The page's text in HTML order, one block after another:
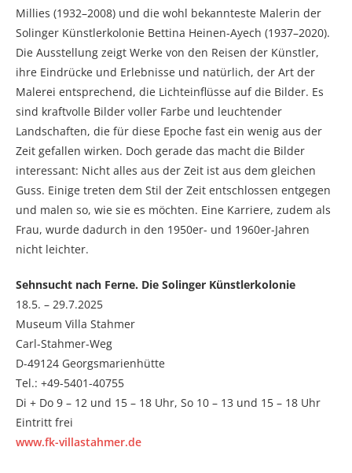
Millies (1932–2008) und die wohl bekannteste Malerin der
Solinger Künstlerkolonie Bettina Heinen-Ayech (1937–2020).
Die Ausstellung zeigt Werke von den Reisen der Künstler,
ihre Eindrücke und Erlebnisse und natürlich, der Art der
Malerei entsprechend, die Lichteinflüsse auf die Bilder. Es
sind kraftvolle Bilder voller Farbe und leuchtender
Landschaften, die für diese Epoche fast ein wenig aus der
Zeit gefallen wirken. Doch gerade das macht die Bilder
interessant: Nicht alles aus der Zeit ist aus dem gleichen
Guss. Einige treten dem Stil der Zeit entschlossen entgegen
und malen so, wie sie es möchten. Eine Karriere, zudem als
Frau, wurde dadurch in den 1950er- und 1960er-Jahren
nicht leichter.
Sehnsucht nach Ferne. Die Solinger Künstlerkolonie
18.5. – 29.7.2025
Museum Villa Stahmer
Carl-Stahmer-Weg
D-49124 Georgsmarienhütte
Tel.: +49-5401-40755
Di + Do 9 – 12 und 15 – 18 Uhr, So 10 – 13 und 15 – 18 Uhr
Eintritt frei
www.fk-villastahmer.de